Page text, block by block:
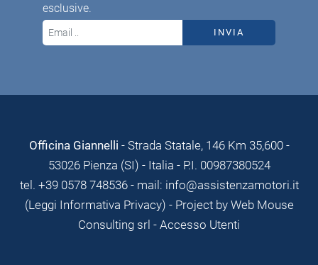
esclusive.
INVIA
Officina Giannelli - Strada Statale, 146 Km 35,600 -
53026 Pienza (SI) - Italia - P.I. 00987380524
tel. +39 0578 748536 - mail: info@assistenzamotori.it
(Leggi Informativa Privacy) - Project by Web Mouse
Consulting srl - Accesso Utenti